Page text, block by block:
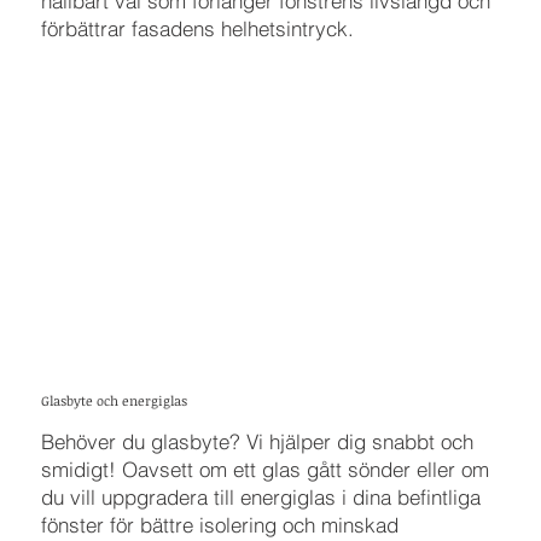
förbättrar fasadens helhetsintryck.
Behöver du glasbyte? Vi hjälper dig snabbt och
smidigt! Oavsett om ett glas gått sönder eller om
du vill uppgradera till energiglas i dina befintliga
fönster för bättre isolering och minskad
Glasbyte och energiglas